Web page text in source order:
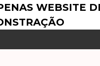
WEBSITE